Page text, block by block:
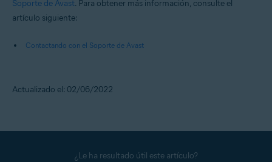
Soporte de Avast. Para obtener más información, consulte el
artículo siguiente:
Contactando con el Soporte de Avast
Actualizado el: 02/06/2022
¿Le ha resultado útil este artículo?